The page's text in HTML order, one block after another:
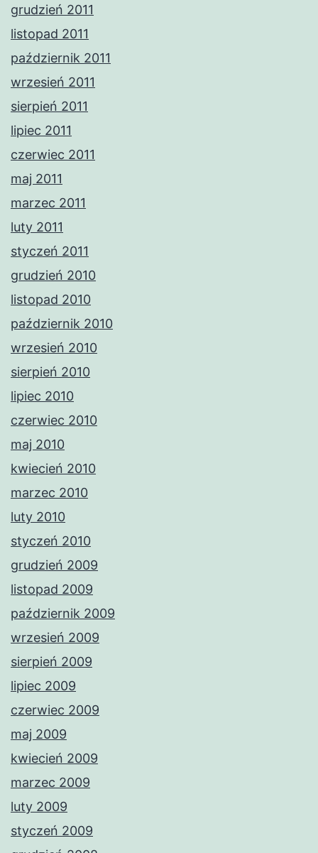
grudzień 2011
listopad 2011
październik 2011
wrzesień 2011
sierpień 2011
lipiec 2011
czerwiec 2011
maj 2011
marzec 2011
luty 2011
styczeń 2011
grudzień 2010
listopad 2010
październik 2010
wrzesień 2010
sierpień 2010
lipiec 2010
czerwiec 2010
maj 2010
kwiecień 2010
marzec 2010
luty 2010
styczeń 2010
grudzień 2009
listopad 2009
październik 2009
wrzesień 2009
sierpień 2009
lipiec 2009
czerwiec 2009
maj 2009
kwiecień 2009
marzec 2009
luty 2009
styczeń 2009